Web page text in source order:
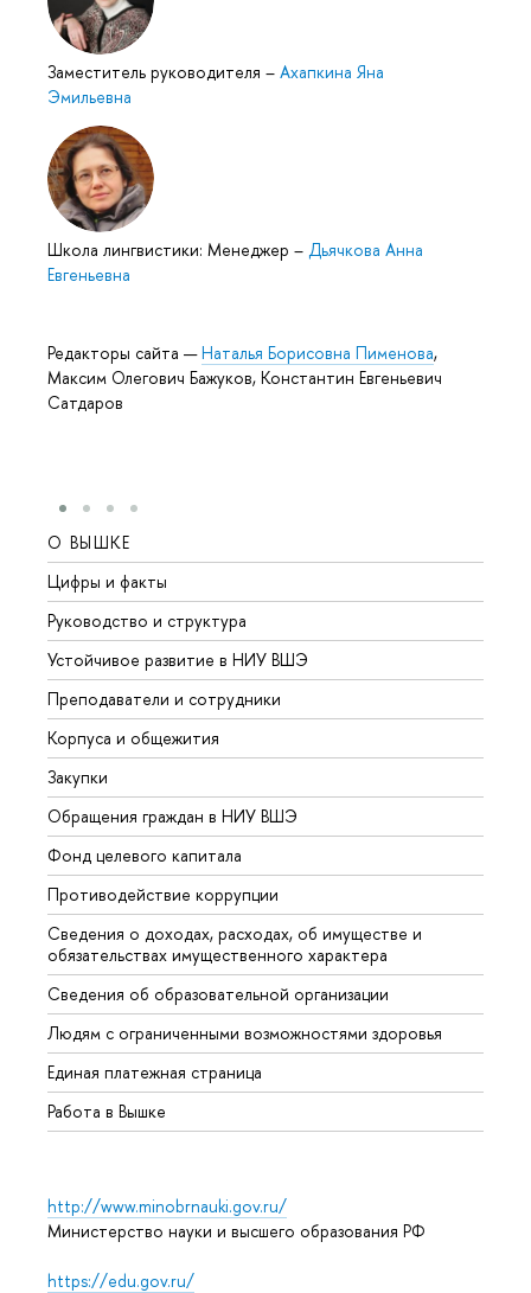
Заместитель руководителя – Ахапкина Яна
Эмильевна
Школа лингвистики: Менеджер – Дьячкова Анна
Евгеньевна
Редакторы сайта —Наталья Борисовна Пименова,
Максим Олегович Бажуков, Константин Евгеньевич
Сатдаров
О ВЫШКЕ
Цифры и факты
Руководство и структура
Устойчивое развитие в НИУ ВШЭ
Преподаватели и сотрудники
Корпуса и общежития
Закупки
Обращения граждан в НИУ ВШЭ
Фонд целевого капитала
Противодействие коррупции
Сведения о доходах, расходах, об имуществе и
обязательствах имущественного характера
Сведения об образовательной организации
Людям с ограниченными возможностями здоровья
Единая платежная страница
Работа в Вышке
http://www.minobrnauki.gov.ru/
Министерство науки и высшего образования РФ
https://edu.gov.ru/